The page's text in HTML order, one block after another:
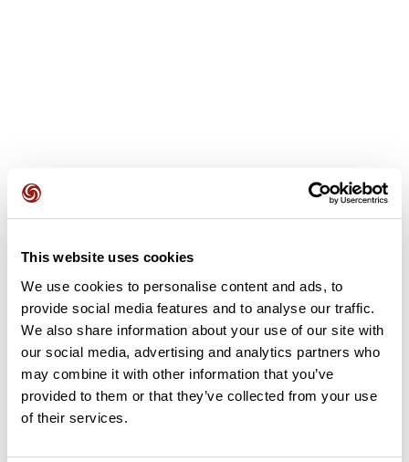
This website uses cookies
We use cookies to personalise content and ads, to
provide social media features and to analyse our traffic.
We also share information about your use of our site with
our social media, advertising and analytics partners who
may combine it with other information that you’ve
provided to them or that they’ve collected from your use
of their services.
Ajouter un avis
Découvrez ce parcours de vélo de 82,2 km à proximité de